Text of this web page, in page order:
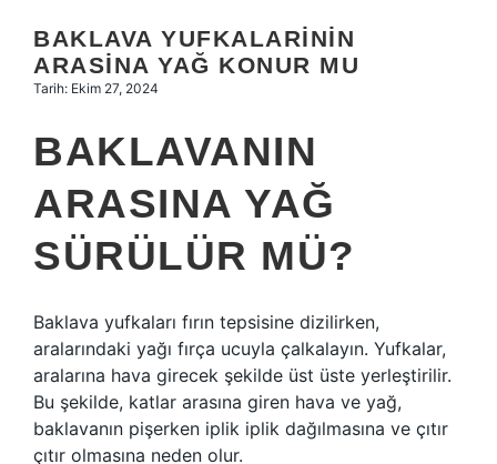
Hakkımızda
BAKLAVA YUFKALARININ
ARASINA YAĞ KONUR MU
Tarih: Ekim 27, 2024
BAKLAVANIN
ARASINA YAĞ
SÜRÜLÜR MÜ?
Baklava yufkaları fırın tepsisine dizilirken,
aralarındaki yağı fırça ucuyla çalkalayın. Yufkalar,
aralarına hava girecek şekilde üst üste yerleştirilir.
Bu şekilde, katlar arasına giren hava ve yağ,
baklavanın pişerken iplik iplik dağılmasına ve çıtır
çıtır olmasına neden olur.